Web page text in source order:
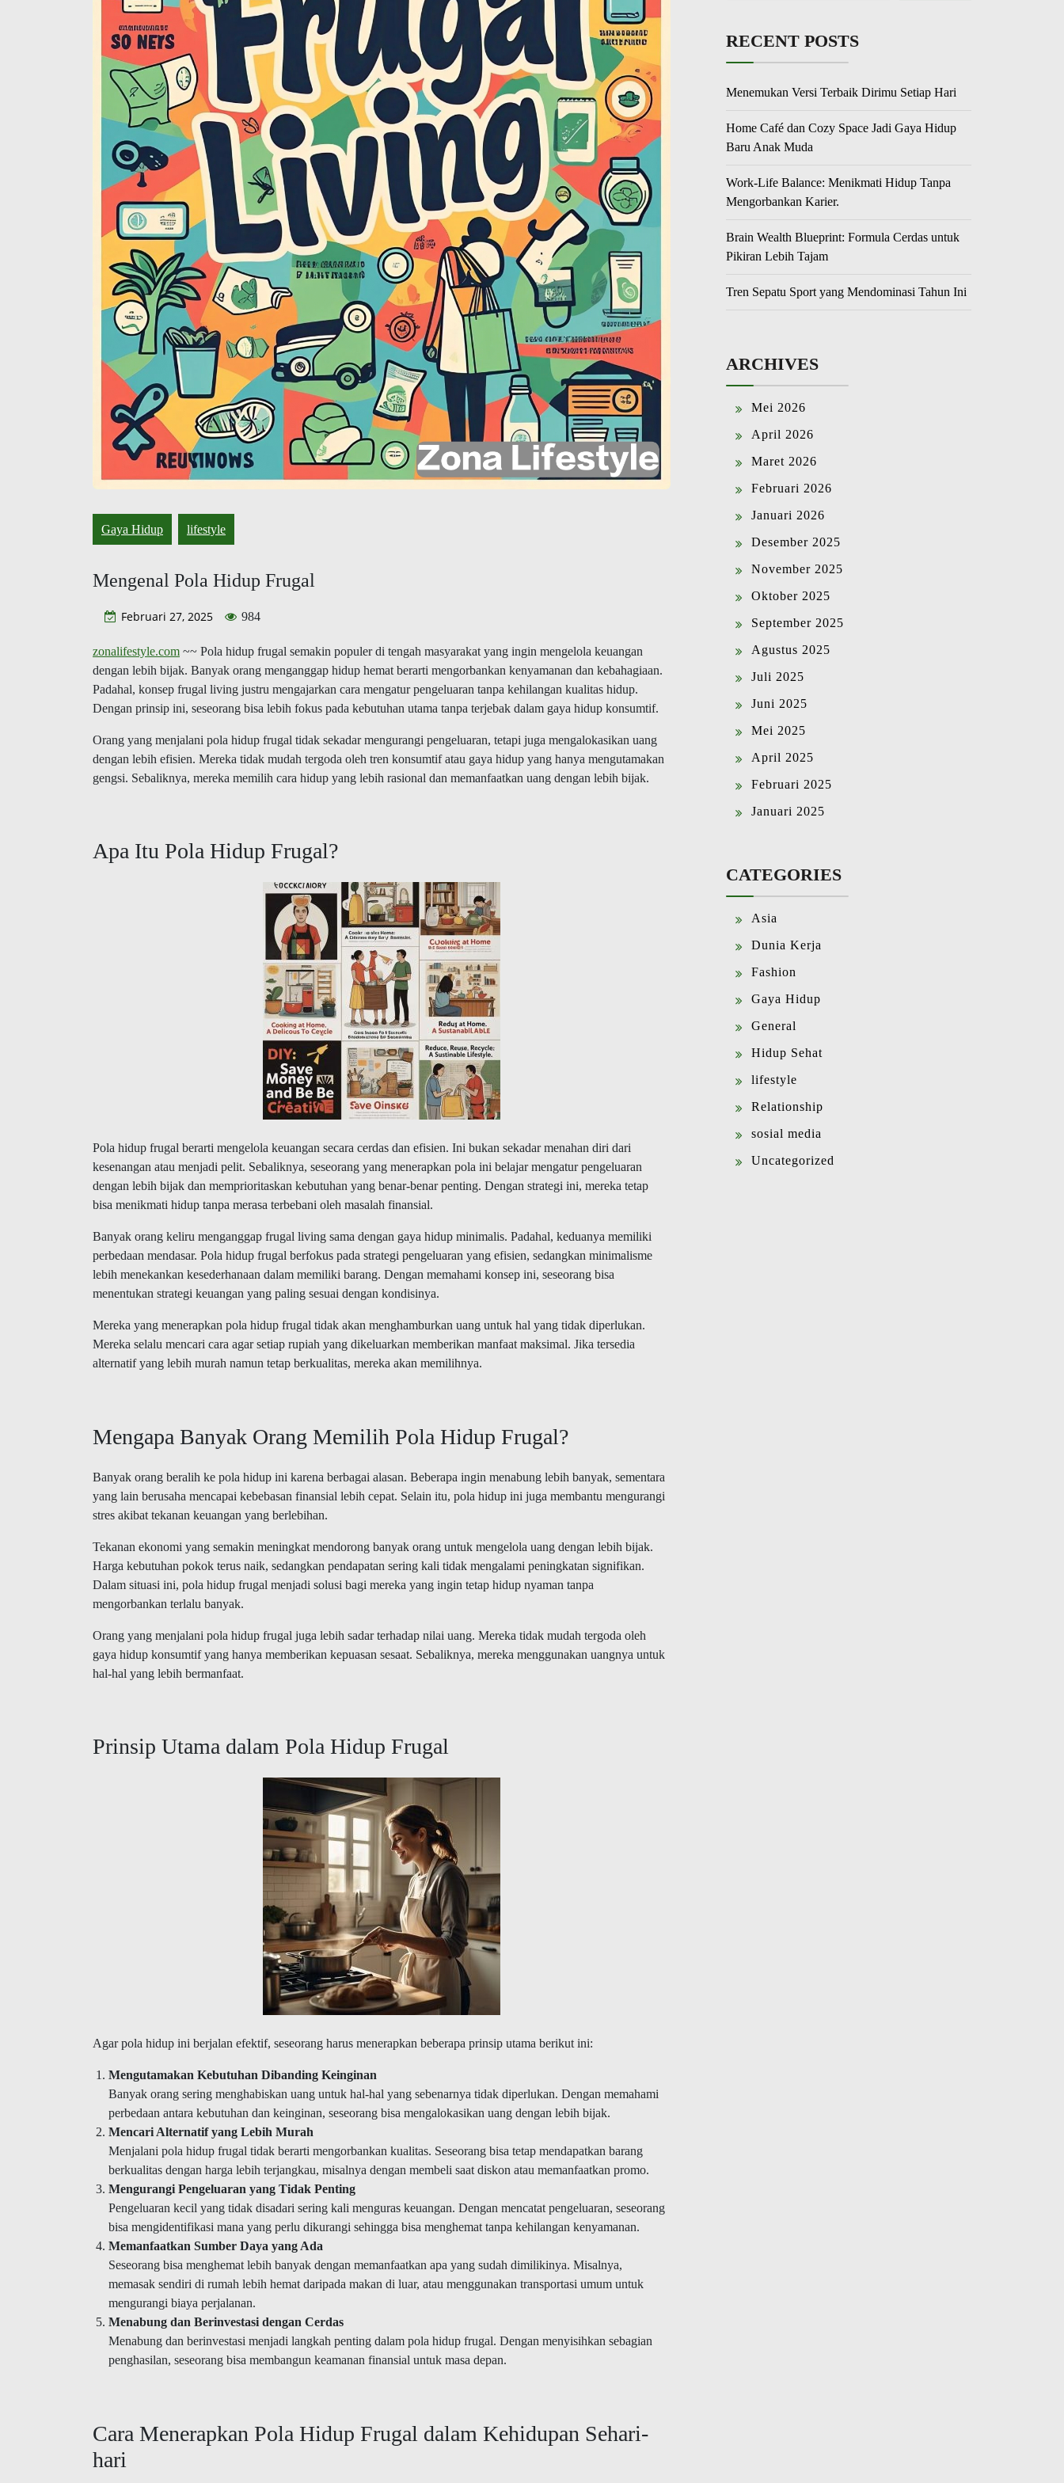
Gaya Hidup lifestyle
Mengenal Pola Hidup Frugal
Februari 27, 2025 984
zonalifestyle.com ~~ Pola hidup frugal semakin populer di tengah masyarakat yang ingin mengelola keuangan
dengan lebih bijak. Banyak orang menganggap hidup hemat berarti mengorbankan kenyamanan dan kebahagiaan.
Padahal, konsep frugal living justru mengajarkan cara mengatur pengeluaran tanpa kehilangan kualitas hidup.
Dengan prinsip ini, seseorang bisa lebih fokus pada kebutuhan utama tanpa terjebak dalam gaya hidup konsumtif.
Orang yang menjalani pola hidup frugal tidak sekadar mengurangi pengeluaran, tetapi juga mengalokasikan uang
dengan lebih efisien. Mereka tidak mudah tergoda oleh tren konsumtif atau gaya hidup yang hanya mengutamakan
gengsi. Sebaliknya, mereka memilih cara hidup yang lebih rasional dan memanfaatkan uang dengan lebih bijak.
Apa Itu Pola Hidup Frugal?
Pola hidup frugal berarti mengelola keuangan secara cerdas dan efisien. Ini bukan sekadar menahan diri dari
kesenangan atau menjadi pelit. Sebaliknya, seseorang yang menerapkan pola ini belajar mengatur pengeluaran
dengan lebih bijak dan memprioritaskan kebutuhan yang benar-benar penting. Dengan strategi ini, mereka tetap
bisa menikmati hidup tanpa merasa terbebani oleh masalah finansial.
Banyak orang keliru menganggap frugal living sama dengan gaya hidup minimalis. Padahal, keduanya memiliki
perbedaan mendasar. Pola hidup frugal berfokus pada strategi pengeluaran yang efisien, sedangkan minimalisme
lebih menekankan kesederhanaan dalam memiliki barang. Dengan memahami konsep ini, seseorang bisa
menentukan strategi keuangan yang paling sesuai dengan kondisinya.
Mereka yang menerapkan pola hidup frugal tidak akan menghamburkan uang untuk hal yang tidak diperlukan.
Mereka selalu mencari cara agar setiap rupiah yang dikeluarkan memberikan manfaat maksimal. Jika tersedia
alternatif yang lebih murah namun tetap berkualitas, mereka akan memilihnya.
Mengapa Banyak Orang Memilih Pola Hidup Frugal?
Banyak orang beralih ke pola hidup ini karena berbagai alasan. Beberapa ingin menabung lebih banyak, sementara
yang lain berusaha mencapai kebebasan finansial lebih cepat. Selain itu, pola hidup ini juga membantu mengurangi
stres akibat tekanan keuangan yang berlebihan.
Tekanan ekonomi yang semakin meningkat mendorong banyak orang untuk mengelola uang dengan lebih bijak.
Harga kebutuhan pokok terus naik, sedangkan pendapatan sering kali tidak mengalami peningkatan signifikan.
Dalam situasi ini, pola hidup frugal menjadi solusi bagi mereka yang ingin tetap hidup nyaman tanpa
mengorbankan terlalu banyak.
Orang yang menjalani pola hidup frugal juga lebih sadar terhadap nilai uang. Mereka tidak mudah tergoda oleh
gaya hidup konsumtif yang hanya memberikan kepuasan sesaat. Sebaliknya, mereka menggunakan uangnya untuk
hal-hal yang lebih bermanfaat.
Prinsip Utama dalam Pola Hidup Frugal
Agar pola hidup ini berjalan efektif, seseorang harus menerapkan beberapa prinsip utama berikut ini:
Mengutamakan Kebutuhan Dibanding Keinginan
Banyak orang sering menghabiskan uang untuk hal-hal yang sebenarnya tidak diperlukan. Dengan memahami
perbedaan antara kebutuhan dan keinginan, seseorang bisa mengalokasikan uang dengan lebih bijak.
Mencari Alternatif yang Lebih Murah
Menjalani pola hidup frugal tidak berarti mengorbankan kualitas. Seseorang bisa tetap mendapatkan barang
berkualitas dengan harga lebih terjangkau, misalnya dengan membeli saat diskon atau memanfaatkan promo.
Mengurangi Pengeluaran yang Tidak Penting
Pengeluaran kecil yang tidak disadari sering kali menguras keuangan. Dengan mencatat pengeluaran, seseorang
bisa mengidentifikasi mana yang perlu dikurangi sehingga bisa menghemat tanpa kehilangan kenyamanan.
Memanfaatkan Sumber Daya yang Ada
Seseorang bisa menghemat lebih banyak dengan memanfaatkan apa yang sudah dimilikinya. Misalnya,
memasak sendiri di rumah lebih hemat daripada makan di luar, atau menggunakan transportasi umum untuk
mengurangi biaya perjalanan.
Menabung dan Berinvestasi dengan Cerdas
Menabung dan berinvestasi menjadi langkah penting dalam pola hidup frugal. Dengan menyisihkan sebagian
penghasilan, seseorang bisa membangun keamanan finansial untuk masa depan.
Cara Menerapkan Pola Hidup Frugal dalam Kehidupan Sehari-
hari
RECENT POSTS
Menemukan Versi Terbaik Dirimu Setiap Hari
Home Café dan Cozy Space Jadi Gaya Hidup
Baru Anak Muda
Work-Life Balance: Menikmati Hidup Tanpa
Mengorbankan Karier.
Brain Wealth Blueprint: Formula Cerdas untuk
Pikiran Lebih Tajam
Tren Sepatu Sport yang Mendominasi Tahun Ini
ARCHIVES
Mei 2026
April 2026
Maret 2026
Februari 2026
Januari 2026
Desember 2025
November 2025
Oktober 2025
September 2025
Agustus 2025
Juli 2025
Juni 2025
Mei 2025
April 2025
Februari 2025
Januari 2025
CATEGORIES
Asia
Dunia Kerja
Fashion
Gaya Hidup
General
Hidup Sehat
lifestyle
Relationship
sosial media
Uncategorized